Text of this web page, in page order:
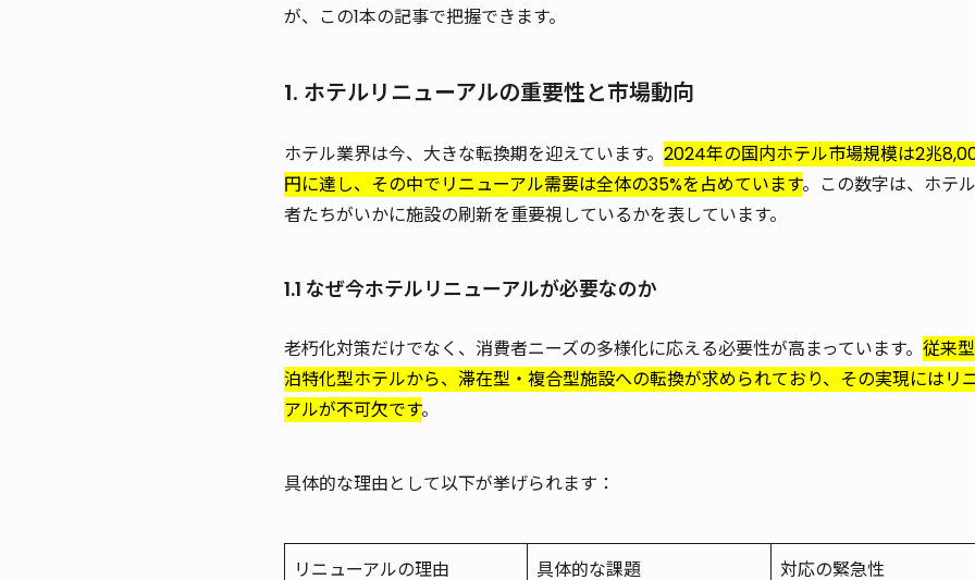
が、この1本の記事で把握できます。
1. ホテルリニューアルの重要性と市場動向
ホテル業界は今、大きな転換期を迎えています。 2024年の国内ホテル市場規模は2兆
円に達し、その中でリニューアル需要は全体の35%を占めています。この数字は、ホテ
者たちがいかに施設の刷新を重要視しているかを表しています。
1.1 なぜ今ホテルリニューアルが必要なのか
老朽化対策だけでなく、消費者ニーズの多様化に応える必要性が高まっています。 従来
泊特化型ホテルから、滞在型・複合型施設への転換が求められており、その実現にはリ
アルが不可欠です。
具体的な理由として以下が挙げられます：
リニューアルの理由 具体的な課題 対応の緊急性